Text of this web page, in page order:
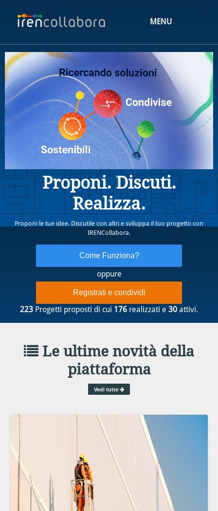
MENU
Proponi. Discuti.
Realizza.
Proponi le tue idee. Discutile con altri e sviluppa il tuo progetto con
IRENCollabora.
Come Funziona?
oppure
Registrati e condividi
223 Progetti proposti di cui 176 realizzati e 30 attivi.
Le ultime novità della
piattaforma
Vedi tutte